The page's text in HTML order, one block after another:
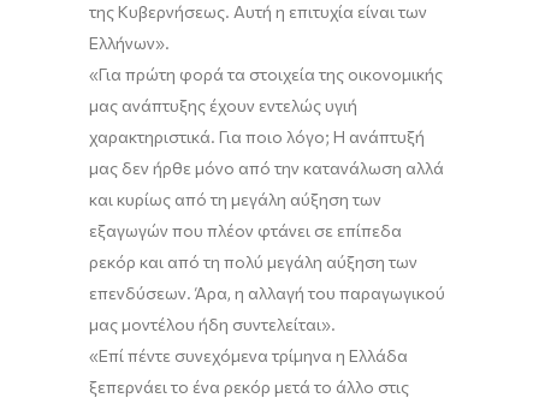
τηςΚυβερνήσεως. Αυτή η επιτυχία είναι των
Ελλήνων».
«Για πρώτη φορά τα στοιχεία της οικονομικής
μας ανάπτυξης έχουν εντελώς υγιή
χαρακτηριστικά. Για ποιο λόγο; Η ανάπτυξή
μας δεν ήρθε μόνο από την κατανάλωση αλλά
και κυρίως από τη μεγάλη αύξηση των
εξαγωγών που πλέον φτάνει σε επίπεδα
ρεκόρ και από τη πολύ μεγάλη αύξηση των
επενδύσεων. Άρα, η αλλαγή του παραγωγικού
μας μοντέλου ήδη συντελείται».
«Επί πέντε συνεχόμενα τρίμηνα η Ελλάδα
ξεπερνάει το ένα ρεκόρ μετά το άλλο στις